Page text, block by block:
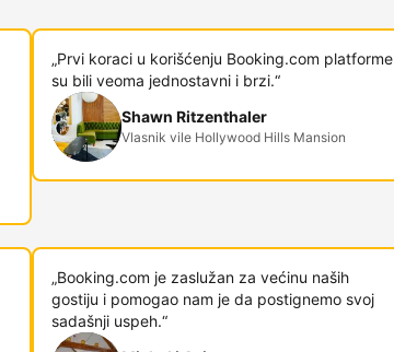
„Prvi koraci u korišćenju Booking.com platforme
su bili veoma jednostavni i brzi.“
Shawn Ritzenthaler
Vlasnik vile Hollywood Hills Mansion
„Booking.com je zaslužan za većinu naših
gostiju i pomogao nam je da postignemo svoj
sadašnji uspeh.“